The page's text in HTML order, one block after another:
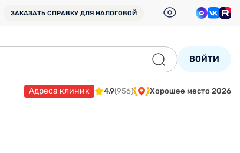
ЗАКАЗАТЬ СПРАВКУ ДЛЯ НАЛОГОВОЙ
ВОЙТИ
Адреса клиник 4,9(956) Хорошее место 2026